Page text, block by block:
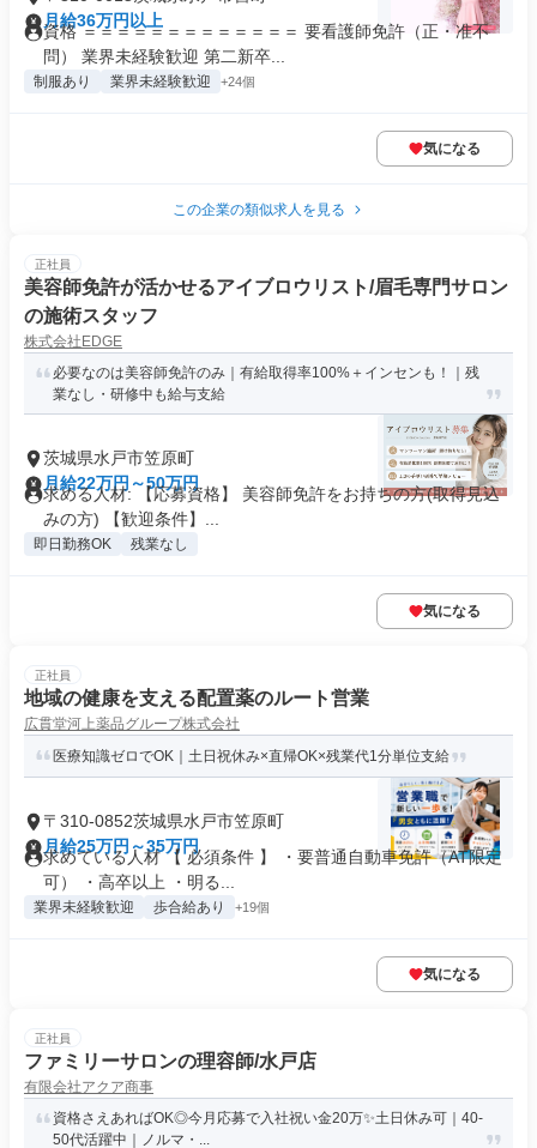
月給36万円以上
資格 ＝＝＝＝＝＝＝＝＝＝＝＝＝ 要看護師免許（正・准不
問） 業界未経験歓迎 第二新卒...
制服あり 業界未経験歓迎 +24個
気になる
この企業の類似求人を見る
正社員
美容師免許が活かせるアイブロウリスト/眉毛専門サロン
の施術スタッフ
株式会社EDGE
必要なのは美容師免許のみ｜有給取得率100%＋インセンも！｜残
業なし・研修中も給与支給
茨城県水戸市笠原町
月給22万円～50万円
求める人材: 【応募資格】 美容師免許をお持ちの方(取得見込
みの方) 【歓迎条件】...
即日勤務OK 残業なし
気になる
正社員
地域の健康を支える配置薬のルート営業
広貫堂河上薬品グループ株式会社
医療知識ゼロでOK｜土日祝休み×直帰OK×残業代1分単位支給
〒310-0852茨城県水戸市笠原町
月給25万円～35万円
求めている人材 【 必須条件 】 ・要普通自動車免許（AT限定
可） ・高卒以上 ・明る...
業界未経験歓迎 歩合給あり +19個
気になる
正社員
ファミリーサロンの理容師/水戸店
有限会社アクア商事
資格さえあればOK◎今月応募で入社祝い金20万✨️土日休み可｜40-
50代活躍中｜ノルマ・...